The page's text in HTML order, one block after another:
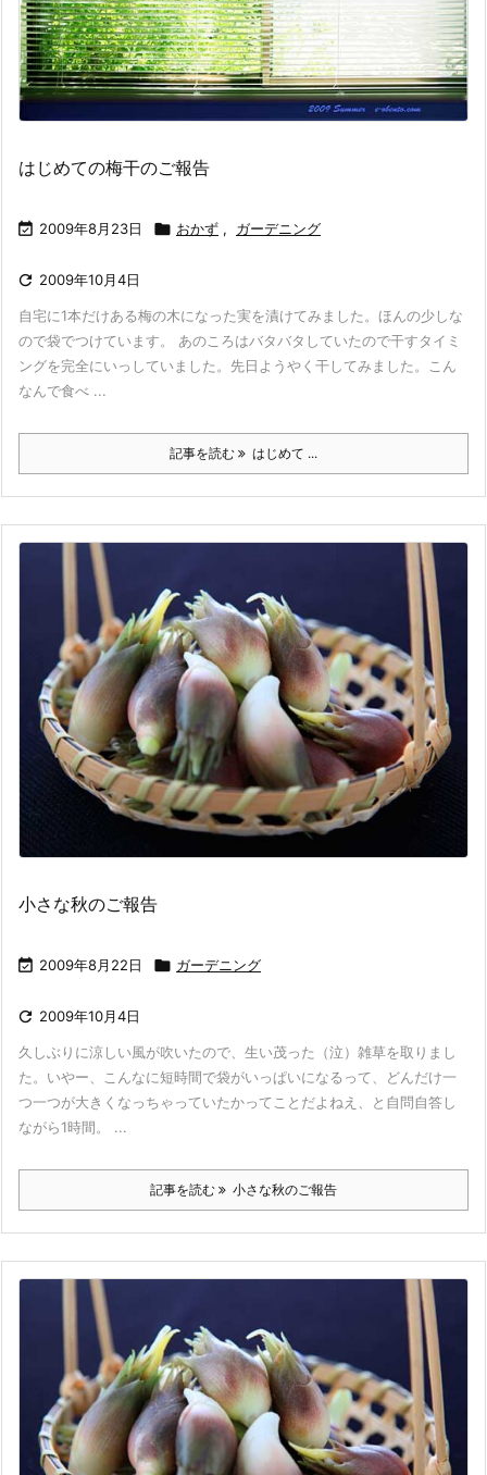
はじめての梅干のご報告
 2009年8月23日  おかず , ガーデニング
 2009年10月4日
自宅に1本だけある梅の木になった実を漬けてみました。ほんの少しな
ので袋でつけています。 あのころはバタバタしていたので干すタイミ
ングを完全にいっしていました。先日ようやく干してみました。こん
なんで食べ ...
記事を読む はじめて ...
小さな秋のご報告
 2009年8月22日  ガーデニング
 2009年10月4日
久しぶりに涼しい風が吹いたので、生い茂った（泣）雑草を取りまし
た。いやー、こんなに短時間で袋がいっぱいになるって、どんだけ一
つ一つが大きくなっちゃっていたかってことだよねえ、と自問自答し
ながら1時間。 ...
記事を読む 小さな秋のご報告